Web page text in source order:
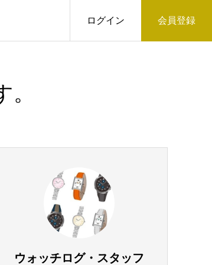
ログイン 会員登録
ウォッチログ・スタッフ